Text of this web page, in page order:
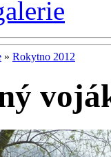
» Rokytno 2012